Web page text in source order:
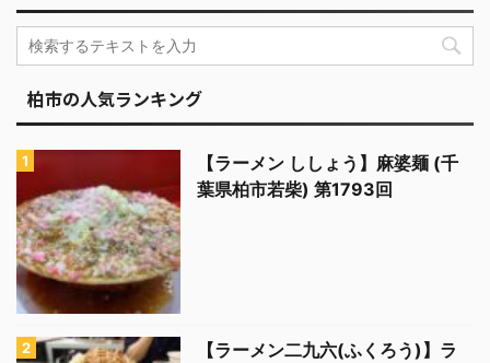
柏市の人気ランキング
【ラーメン ししょう】麻婆麺 (千
葉県柏市若柴) 第1793回
【ラーメン二九六(ふくろう)】ラ